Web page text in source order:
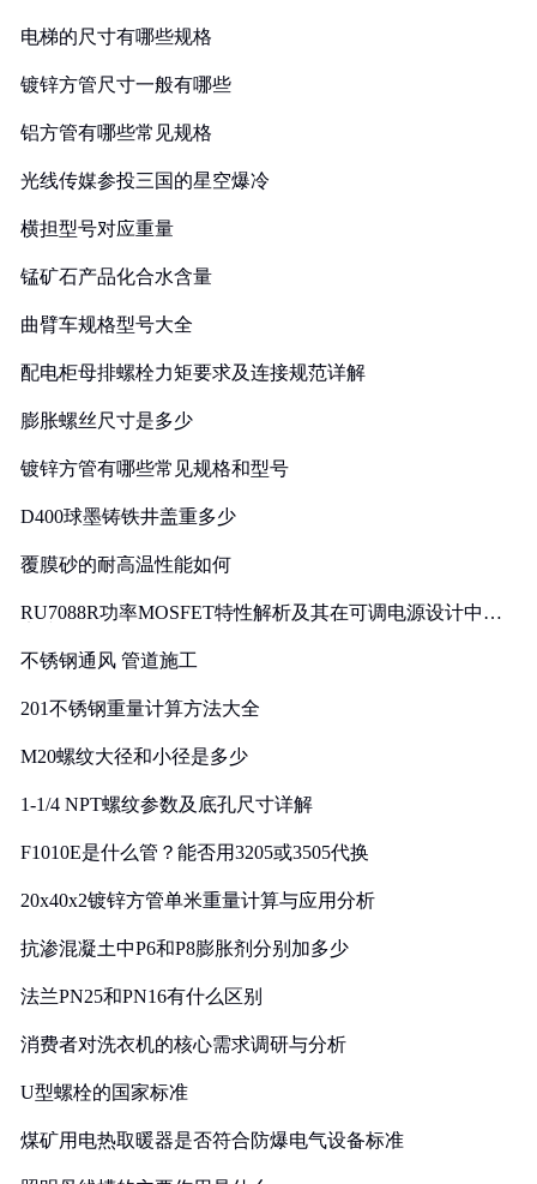
电梯的尺寸有哪些规格
镀锌方管尺寸一般有哪些
铝方管有哪些常见规格
光线传媒参投三国的星空爆冷
横担型号对应重量
锰矿石产品化合水含量
曲臂车规格型号大全
配电柜母排螺栓力矩要求及连接规范详解
膨胀螺丝尺寸是多少
镀锌方管有哪些常见规格和型号
D400球墨铸铁井盖重多少
覆膜砂的耐高温性能如何
RU7088R功率MOSFET特性解析及其在可调电源设计中的
不锈钢通风 管道施工
201不锈钢重量计算方法大全
M20螺纹大径和小径是多少
1-1/4 NPT螺纹参数及底孔尺寸详解
F1010E是什么管？能否用3205或3505代换
20x40x2镀锌方管单米重量计算与应用分析
抗渗混凝土中P6和P8膨胀剂分别加多少
法兰PN25和PN16有什么区别
消费者对洗衣机的核心需求调研与分析
U型螺栓的国家标准
煤矿用电热取暖器是否符合防爆电气设备标准